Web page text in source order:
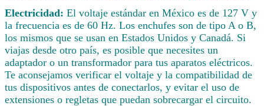
Electricidad: El voltaje estándar en México es de 127 V y
la frecuencia es de 60 Hz. Los enchufes son de tipo A o B,
los mismos que se usan en Estados Unidos y Canadá. Si
viajas desde otro país, es posible que necesites un
adaptador o un transformador para tus aparatos eléctricos.
Te aconsejamos verificar el voltaje y la compatibilidad de
tus dispositivos antes de conectarlos, y evitar el uso de
extensiones o regletas que puedan sobrecargar el circuito.